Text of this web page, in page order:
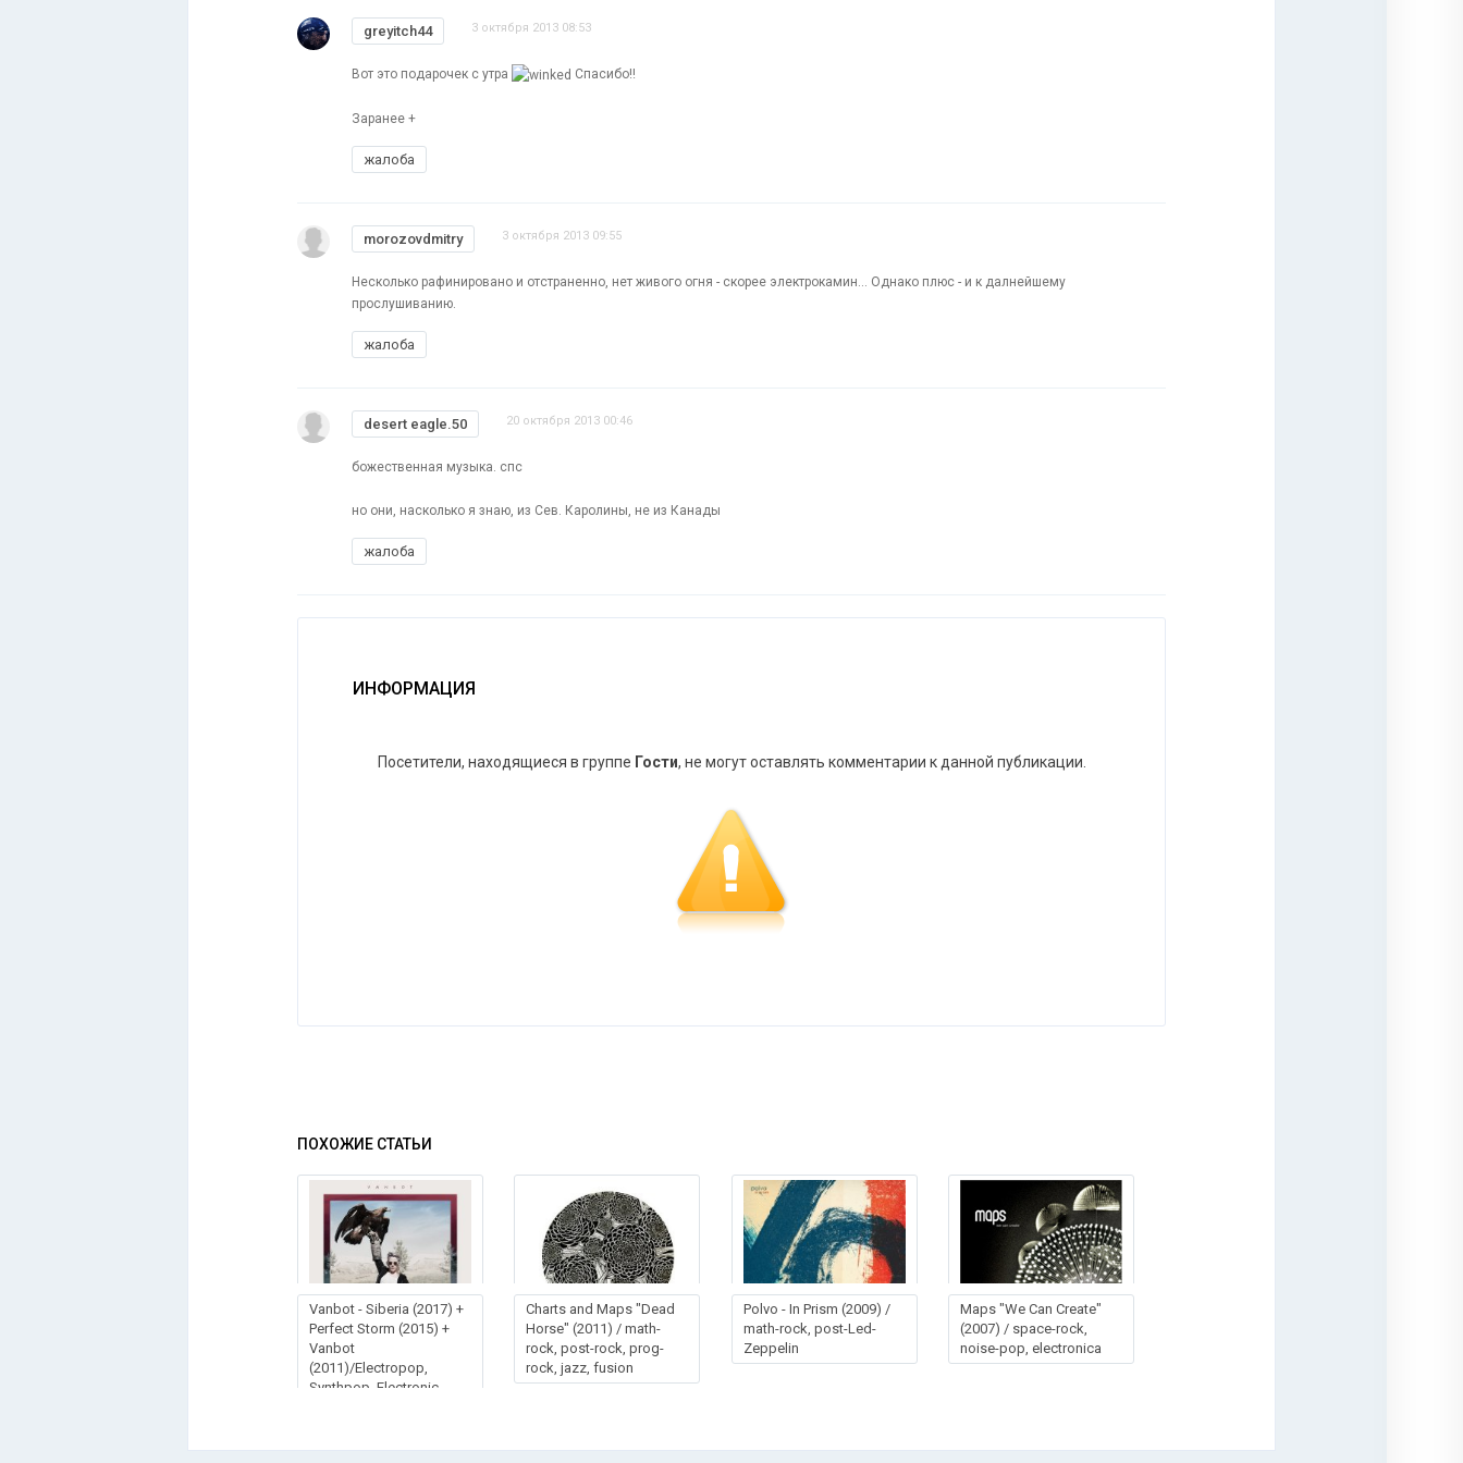
greyitch44 3 октября 2013 08:53
Вот это подарочек с утра Спасибо!!
Заранее +
жалоба
morozovdmitry 3 октября 2013 09:55
Несколько рафинировано и отстраненно, нет живого огня - скорее электрокамин... Однако плюс - и к далнейшему
прослушиванию.
жалоба
desert eagle.50 20 октября 2013 00:46
божественная музыка. спс
но они, насколько я знаю, из Сев. Каролины, не из Канады
жалоба
ИНФОРМАЦИЯ
Посетители, находящиеся в группе Гости, не могут оставлять комментарии к данной публикации.
ПОХОЖИЕ СТАТЬИ
Vanbot - Siberia (2017) +
Perfect Storm (2015) +
Vanbot
(2011)/Electropop,
Synthpop, Electronic,
Charts and Maps "Dead
Horse" (2011) / math-
rock, post-rock, prog-
rock, jazz, fusion
Polvo - In Prism (2009) /
math-rock, post-Led-
Zeppelin
Maps "We Can Create"
(2007) / space-rock,
noise-pop, electronica